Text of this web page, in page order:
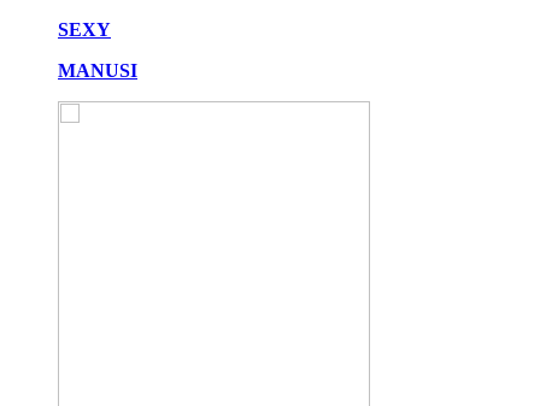
SEXY
MANUSI